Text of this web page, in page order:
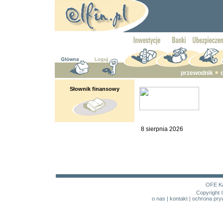
przewodnik
Słownik finansowy
8 sierpnia 2026
OFE
Copyright
o nas | kontakt| ochrona